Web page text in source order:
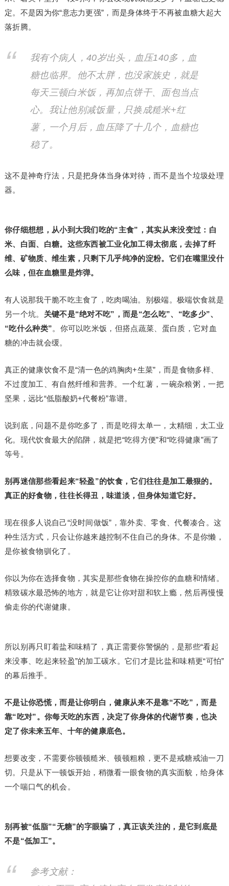
定。不是因为你“意志力更强”，而是身体终于不再被血糖大起大
落折腾。
我有个病人，40岁出头，血压140多，血
糖也临界。他不太胖，也没家族史，就是
每天三顿白米饭，再加点饼干、面包当点
心。我让他别减饭量，只换成糙米+红
薯，一个月后，血压降了十几个，血糖也
稳了。
这不是神奇疗法，只是把身体当身体对待，而不是当个垃圾处理
器。
你仔细想想，从小到大我们吃的“主食”，其实从来没变过：白
米、白面、白糖。这些东西被工业化加工得太彻底，去掉了纤
维、矿物质、维生素，只剩下几乎纯净的淀粉。它们在嘴里没什
么味，但在血糖里是炸弹。
有人说那我干脆不吃主食了，吃肉喝油。别极端。极端饮食就是
另一个坑。 关键不是“绝对不吃”，而是“怎么吃”、“吃多少”、
“吃什么种类”。你可以吃米饭，但搭点蔬菜、蛋白质，它对血
糖的冲击就会缓。
真正的健康饮食不是“清一色的鸡胸肉+生菜”，而是食物多样、
不过度加工、有自然纤维和营养。一个红薯，一碗杂粮粥，一把
坚果，远比“低脂酸奶+代餐粉”靠谱。
说到底，问题不是你吃多了，而是吃得太单一，太精细，太工业
化。现代饮食最大的陷阱，就是把“吃得方便”和“吃得健康”画了
等号。
别再迷信那些看起来“轻盈”的饮食，它们往往是加工最狠的。
真正的好食物，往往长得丑，味道淡，但身体知道它好。
现在很多人说自己“没时间做饭”，靠外卖、零食、代餐凑合。这
种生活方式，只会让你越来越控制不住自己的身体。不是你懒，
是你被食物驯化了。
你以为你在选择食物，其实是那些食物在操控你的血糖和情绪。
精致碳水最恐怖的地方，就是它让你对甜和软上瘾，然后再慢慢
偷走你的代谢健康。
所以别再只盯着盐和味精了，真正需要你警惕的，是那些“看起
来没事、吃起来轻盈”的加工碳水。它们才是比盐和味精更“可怕”
的幕后推手。
不是让你恐慌，而是让你明白，健康从来不是靠“不吃”，而是
靠“吃对”。你每天吃的东西，决定了你身体的代谢节奏，也决
定了你未来五年、十年的健康底色。
想要改变，不需要你顿顿糙米、顿顿粗粮，更不是戒糖戒油一刀
切。只是从下一顿饭开始，稍微看一眼食物的真实面貌，给身体
一个喘口气的机会。
别再被“低脂”“无糖”的字眼骗了，真正该关注的，是它到底是
不是“低加工”。
参考文献：